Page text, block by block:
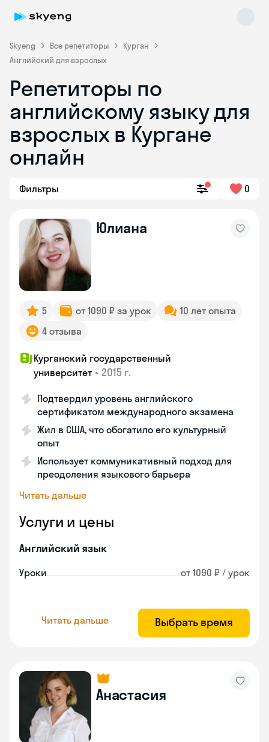
Skyeng Все репетиторы
Курган
Английский для взрослых
Репетиторы по
английскому языку для
взрослых в Кургане
онлайн
Фильтры 0
Юлиана
5 от 1090 ₽ за урок
10 лет опыта
4 отзыва
Курганский государственный
университет • 2015 г.
Подтвердил уровень английского
сертификатом международного экзамена
Жил в США, что обогатило его культурный
опыт
Использует коммуникативный подход для
преодоления языкового барьера
Читать дальше
Услуги и цены
Английский язык
Уроки от 1090 ₽ / урок
Читать дальше Выбрать время
Анастасия
Skyeng Chat